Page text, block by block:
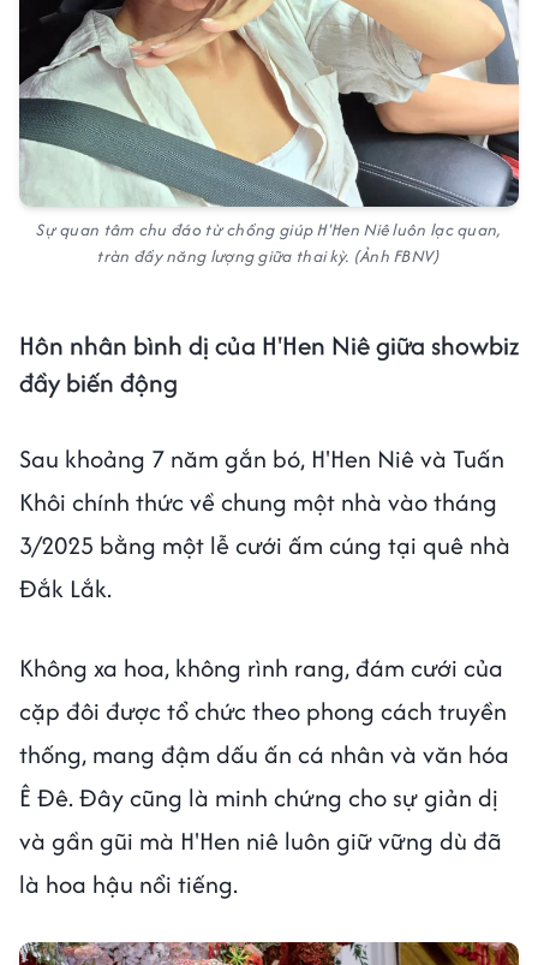
Sự quan tâm chu đáo từ chồng giúp H'Hen Niê luôn lạc quan,
tràn đầy năng lượng giữa thai kỳ. (Ảnh FBNV)
Hôn nhân bình dị của H'Hen Niê giữa showbiz
đầy biến động
Sau khoảng 7 năm gắn bó, H'Hen Niê và Tuấn
Khôi chính thức về chung một nhà vào tháng
3/2025 bằng một lễ cưới ấm cúng tại quê nhà
Đắk Lắk.
Không xa hoa, không rình rang, đám cưới của
cặp đôi được tổ chức theo phong cách truyền
thống, mang đậm dấu ấn cá nhân và văn hóa
Ê Đê. Đây cũng là minh chứng cho sự giản dị
và gần gũi mà H'Hen niê luôn giữ vững dù đã
là hoa hậu nổi tiếng.